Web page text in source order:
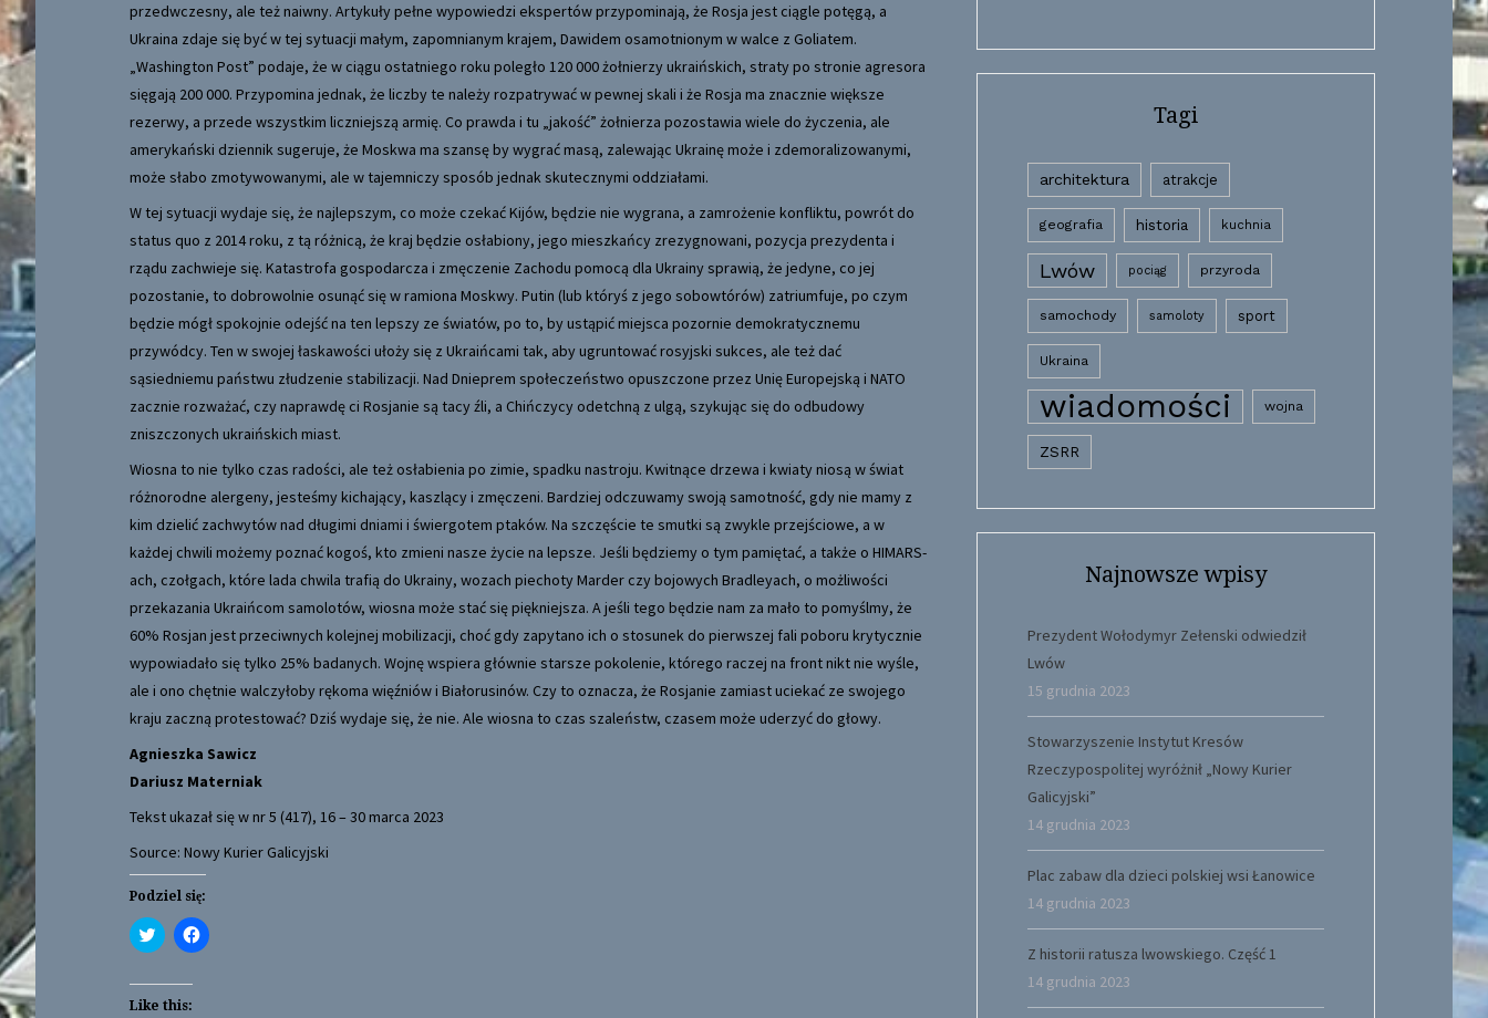
przedwczesny, ale też naiwny. Artykuły pełne wypowiedzi ekspertów przypominają, że Rosja jest ciągle potęgą, a
Ukraina zdaje się być w tej sytuacji małym, zapomnianym krajem, Dawidem osamotnionym w walce z Goliatem.
„Washington Post” podaje, że w ciągu ostatniego roku poległo 120 000 żołnierzy ukraińskich, straty po stronie agresora
sięgają 200 000. Przypomina jednak, że liczby te należy rozpatrywać w pewnej skali i że Rosja ma znacznie większe
rezerwy, a przede wszystkim liczniejszą armię. Co prawda i tu „jakość” żołnierza pozostawia wiele do życzenia, ale
amerykański dziennik sugeruje, że Moskwa ma szansę by wygrać masą, zalewając Ukrainę może i zdemoralizowanymi,
może słabo zmotywowanymi, ale w tajemniczy sposób jednak skutecznymi oddziałami.
W tej sytuacji wydaje się, że najlepszym, co może czekać Kijów, będzie nie wygrana, a zamrożenie konfliktu, powrót do
status quo z 2014 roku, z tą różnicą, że kraj będzie osłabiony, jego mieszkańcy zrezygnowani, pozycja prezydenta i
rządu zachwieje się. Katastrofa gospodarcza i zmęczenie Zachodu pomocą dla Ukrainy sprawią, że jedyne, co jej
pozostanie, to dobrowolnie osunąć się w ramiona Moskwy. Putin (lub któryś z jego sobowtórów) zatriumfuje, po czym
będzie mógł spokojnie odejść na ten lepszy ze światów, po to, by ustąpić miejsca pozornie demokratycznemu
przywódcy. Ten w swojej łaskawości ułoży się z Ukraińcami tak, aby ugruntować rosyjski sukces, ale też dać
sąsiedniemu państwu złudzenie stabilizacji. Nad Dnieprem społeczeństwo opuszczone przez Unię Europejską i NATO
zacznie rozważać, czy naprawdę ci Rosjanie są tacy źli, a Chińczycy odetchną z ulgą, szykując się do odbudowy
zniszczonych ukraińskich miast.
Wiosna to nie tylko czas radości, ale też osłabienia po zimie, spadku nastroju. Kwitnące drzewa i kwiaty niosą w świat
różnorodne alergeny, jesteśmy kichający, kaszlący i zmęczeni. Bardziej odczuwamy swoją samotność, gdy nie mamy z
kim dzielić zachwytów nad długimi dniami i świergotem ptaków. Na szczęście te smutki są zwykle przejściowe, a w
każdej chwili możemy poznać kogoś, kto zmieni nasze życie na lepsze. Jeśli będziemy o tym pamiętać, a także o HIMARS-
ach, czołgach, które lada chwila trafią do Ukrainy, wozach piechoty Marder czy bojowych Bradleyach, o możliwości
przekazania Ukraińcom samolotów, wiosna może stać się piękniejsza. A jeśli tego będzie nam za mało to pomyślmy, że
60% Rosjan jest przeciwnych kolejnej mobilizacji, choć gdy zapytano ich o stosunek do pierwszej fali poboru krytycznie
wypowiadało się tylko 25% badanych. Wojnę wspiera głównie starsze pokolenie, którego raczej na front nikt nie wyśle,
ale i ono chętnie walczyłoby rękoma więźniów i Białorusinów. Czy to oznacza, że Rosjanie zamiast uciekać ze swojego
kraju zaczną protestować? Dziś wydaje się, że nie. Ale wiosna to czas szaleństw, czasem może uderzyć do głowy.
Agnieszka Sawicz
Dariusz Materniak
Tekst ukazał się w nr 5 (417), 16 – 30 marca 2023
Source: Nowy Kurier Galicyjski
Podziel się:
C
l
k
t
C
l
Like this:
Tagi
architektura atrakcje
geografia historia kuchnia
Lwów pociąg przyroda
samochody samoloty sport
Ukraina
wiadomości wojna
ZSRR
Najnowsze wpisy
Prezydent Wołodymyr Zełenski odwiedził
Lwów
15 grudnia 2023
Stowarzyszenie Instytut Kresów
Rzeczypospolitej wyróżnił „Nowy Kurier
Galicyjski”
14 grudnia 2023
Plac zabaw dla dzieci polskiej wsi Łanowice
14 grudnia 2023
Z historii ratusza lwowskiego. Część 1
14 grudnia 2023